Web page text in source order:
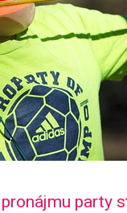
pronájmu party